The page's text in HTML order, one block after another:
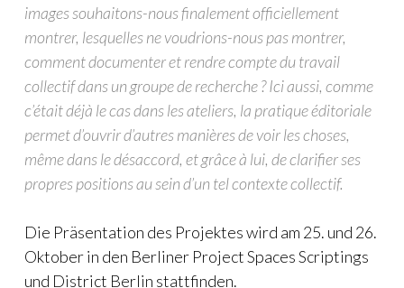
images souhaitons-nous finalement officiellement
montrer, lesquelles ne voudrions-nous pas montrer,
comment documenter et rendre compte du travail
collectif dans un groupe de recherche ? Ici aussi, comme
c’était déjà le cas dans les ateliers, la pratique éditoriale
permet d’ouvrir d’autres manières de voir les choses,
même dans le désaccord, et grâce à lui, de clarifier ses
propres positions au sein d’un tel contexte collectif.
Die Präsentation des Projektes wird am 25. und 26.
Oktober in den Berliner Project Spaces Scriptings
und District Berlin stattfinden.